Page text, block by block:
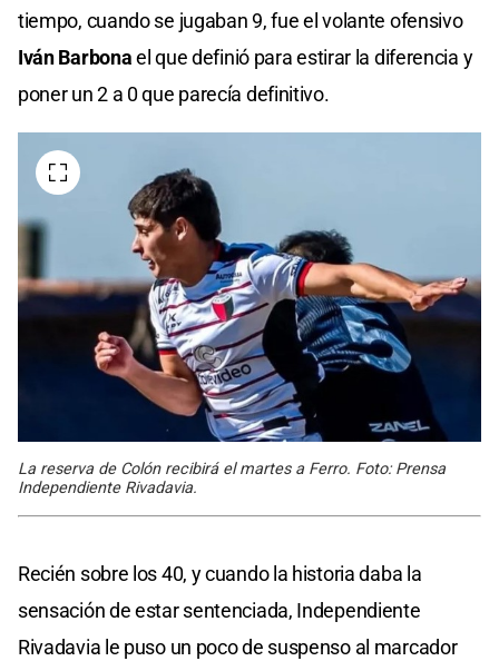
tiempo, cuando se jugaban 9, fue el volante ofensivo
Iván Barbonael que definió para estirar la diferencia y
poner un 2 a 0 que parecía definitivo.
La reserva de Colón recibirá el martes a Ferro. Foto: Prensa
Independiente Rivadavia.
Recién sobre los 40, y cuando la historia daba la
sensación de estar sentenciada, Independiente
Rivadavia le puso un poco de suspenso al marcador